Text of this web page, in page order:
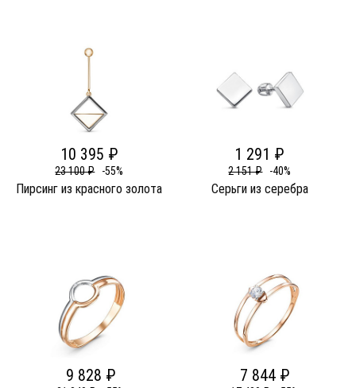
10 395 ₽
23 100 ₽ -55%
Пирсинг из красного золота
1 291 ₽
2 151 ₽ -40%
Серьги из серебра
9 828 ₽ 7 844 ₽